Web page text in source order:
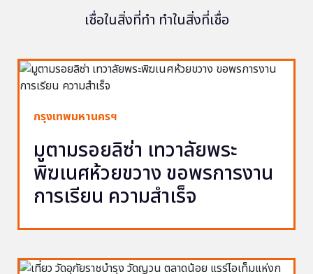
เชื่อในสิ่งที่ทำ ทำในสิ่งที่เชื่อ
กรุงเทพมหานครฯ
มูตามรอยลิซ่า เทวาลัยพระ
พิฆเนศห้วยขวาง ขอพรการงาน
การเรียน ความสำเร็จ